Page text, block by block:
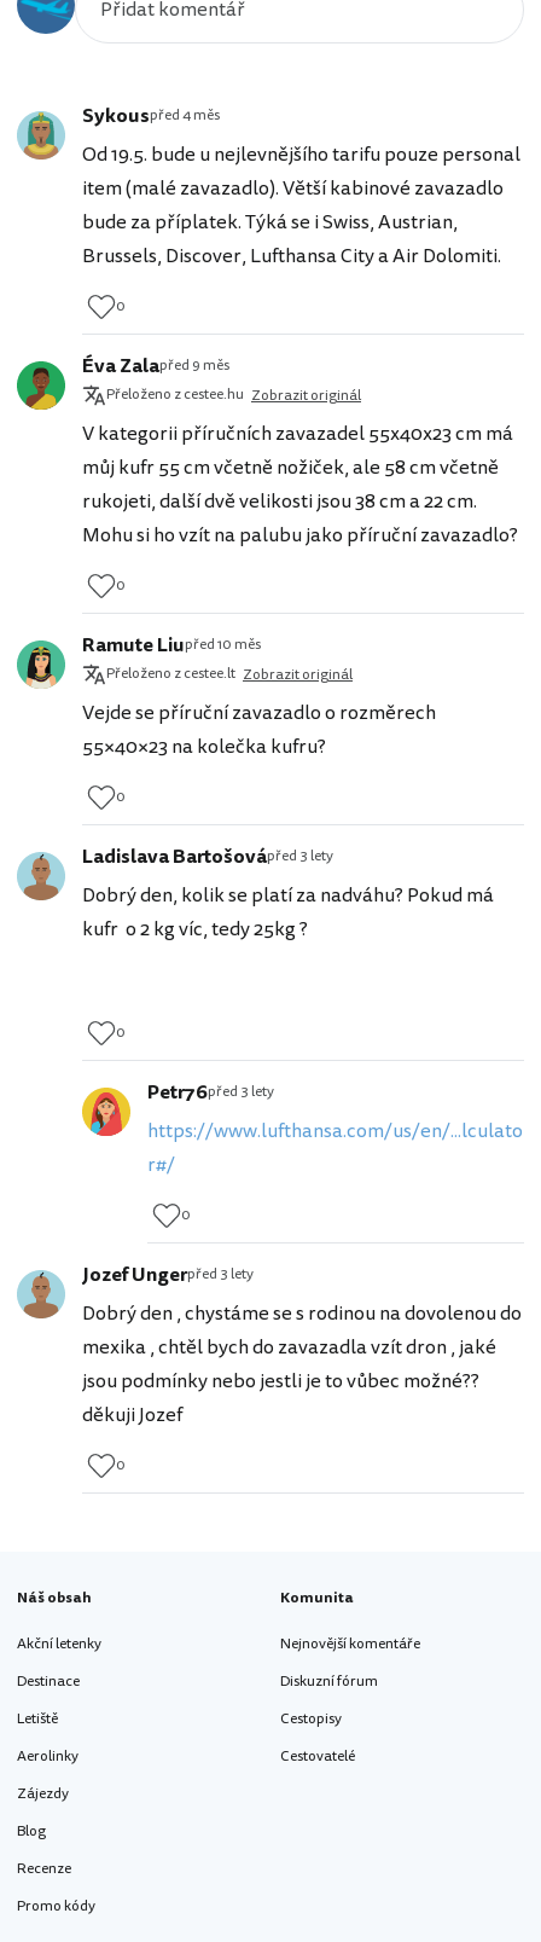
Sykouspřed 4 měs
Od 19.5. bude u nejlevnějšího tarifu pouze personal
item (malé zavazadlo). Větší kabinové zavazadlo
bude za příplatek. Týká se i Swiss, Austrian,
Brussels, Discover, Lufthansa City a Air Dolomiti.
0
Éva Zalapřed 9 měs
Přeloženo z cestee.hu Zobrazit originál
V kategorii příručních zavazadel 55x40x23 cm má
můj kufr 55 cm včetně nožiček, ale 58 cm včetně
rukojeti, další dvě velikosti jsou 38 cm a 22 cm.
Mohu si ho vzít na palubu jako příruční zavazadlo?
0
Ramute Liupřed 10 měs
Přeloženo z cestee.lt Zobrazit originál
Vejde se příruční zavazadlo o rozměrech
55×40×23 na kolečka kufru?
0
Ladislava Bartošovápřed 3 lety
Dobrý den, kolik se platí za nadváhu? Pokud má
kufr o 2 kg víc, tedy 25kg ?
0
Petr76před 3 lety
https://www.lufthansa.com/us/en/...lculato
r#/
0
Jozef Ungerpřed 3 lety
Dobrý den , chystáme se s rodinou na dovolenou do
mexika , chtěl bych do zavazadla vzít dron , jaké
jsou podmínky nebo jestli je to vůbec možné??
děkuji Jozef
0
Náš obsah
Akční letenky
Destinace
Letiště
Aerolinky
Zájezdy
Blog
Recenze
Promo kódy
Komunita
Nejnovější komentáře
Diskuzní fórum
Cestopisy
Cestovatelé